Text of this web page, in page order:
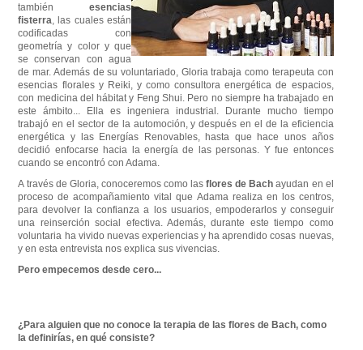
también esencias
fisterra
, las cuales están
codificadas con
geometría y color y que
se conservan con agua
de mar. Además de su voluntariado, Gloria trabaja como terapeuta con
esencias florales y Reiki, y como consultora energética de espacios,
con medicina del hábitat y Feng Shui. Pero no siempre ha trabajado en
este ámbito... Ella es ingeniera industrial. Durante mucho tiempo
trabajó en el sector de la automoción, y después en el de la eficiencia
energética y las Energías Renovables, hasta que hace unos años
decidió enfocarse hacia la energía de las personas. Y fue entonces
cuando se encontró con Adama.
A través de Gloria, conoceremos como lasflores de Bach ayudan en el
proceso de acompañamiento vital que Adama realiza en los centros,
para devolver la confianza a los usuarios, empoderarlos y conseguir
una reinserción social efectiva. Además, durante este tiempo como
voluntaria ha vivido nuevas experiencias y ha aprendido cosas nuevas,
y en esta entrevista nos explica sus vivencias.
Pero empecemos desde cero...
¿Para alguien que no conoce la terapia de las flores de Bach, como
la definirías, en qué consiste?